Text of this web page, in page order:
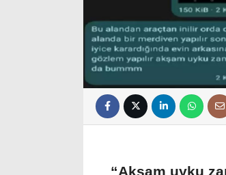
“Akşam uyku